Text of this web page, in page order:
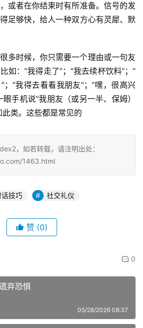
或者在你结束时有所准备。信号的发
足够快，给人一种双方心有灵犀、默
多时候，你只需要一个理由或一句友
如：”我得走了”；”我去续杯饮料”；”
；”我得去看看我朋友”；”嘿，很高兴
手机说”我朋友（或另一半、保姆）
类。这些都是常见的
，如若转载，请注明出处：
1463.html
话技巧 社交礼仪
赞 (0)
0
弃恐惧
05/28/2026 08:37